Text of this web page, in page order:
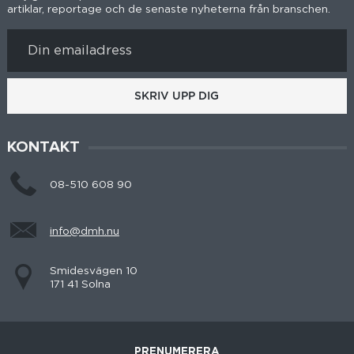
artiklar, reportage och de senaste nyheterna från branschen.
SKRIV UPP DIG
KONTAKT
08-510 608 90
info@dmh.nu
Smidesvägen 10
171 41 Solna